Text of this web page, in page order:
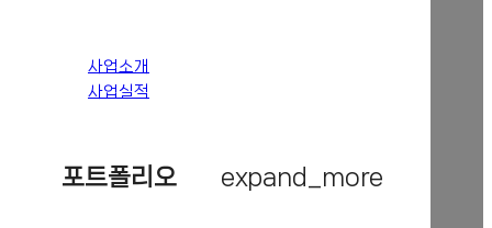
사업소개
사업실적
포트폴리오 expand_more